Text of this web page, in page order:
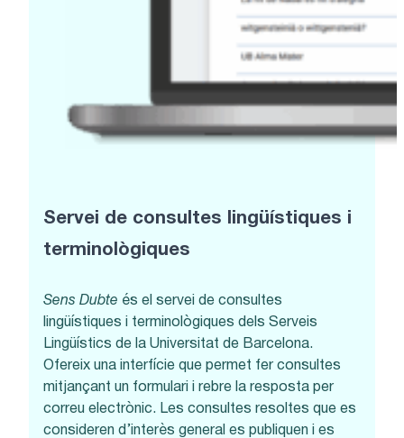
Servei de consultes lingüístiques i
terminològiques
Sens Dubte és el servei de consultes
lingüístiques i terminològiques dels Serveis
Lingüístics de la Universitat de Barcelona.
Ofereix una interfície que permet fer consultes
mitjançant un formulari i rebre la resposta per
correu electrònic. Les consultes resoltes que es
consideren d’interès general es publiquen i es